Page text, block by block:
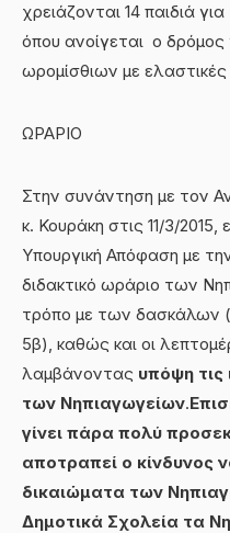
χρειάζονται 14 παιδιά
όπου ανοίγεται ο
ωρομίσθιων με
ΩΡΑΡΙΟ
Στην συνάντηση με τον
κ. Κουράκη στις 11/3/2015,
Υπουργική Απόφαση με
διδακτικό ωράριο των
τρόπο με των δασκάλων
5β), καθώς και οι
λαμβάνοντας υπόψη τις
των Νηπιαγωγείων.
γίνει πάρα πολύ
αποτραπεί ο κίνδυνος
δικαιώματα των
Δημοτικά Σχολεία τα